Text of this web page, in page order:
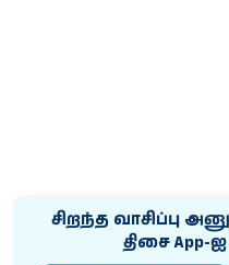
சிறந்த வாசிப்பு
திசை App-